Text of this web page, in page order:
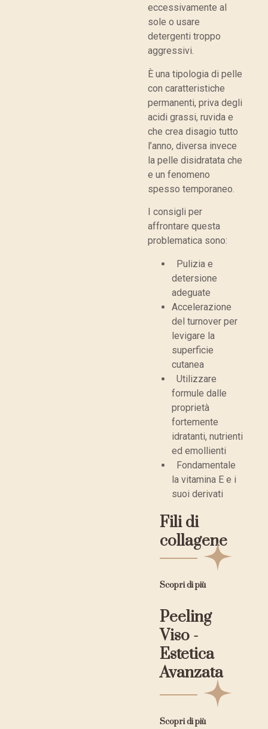
eccessivamente al
sole o usare
detergenti troppo
aggressivi.
È una tipologia di pelle
con caratteristiche
permanenti, priva degli
acidi grassi, ruvida e
che crea disagio tutto
l’anno, diversa invece
la pelle disidratata che
e un fenomeno
spesso temporaneo.
I consigli per
affrontare questa
problematica sono:
Pulizia e
detersione
adeguate
Accelerazione
del turnover per
levigare la
superficie
cutanea
Utilizzare
formule dalle
proprietà
fortemente
idratanti, nutrienti
ed emollienti
Fondamentale
la vitamina E e i
suoi derivati
Fili di
collagene
Scopri di più
Peeling
Viso -
Estetica
Avanzata
Scopri di più